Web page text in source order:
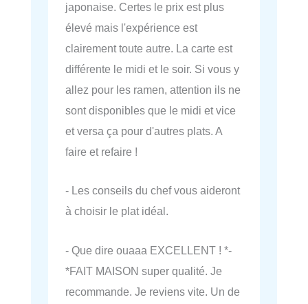
japonaise. Certes le prix est plus
élevé mais l'expérience est
clairement toute autre. La carte est
différente le midi et le soir. Si vous y
allez pour les ramen, attention ils ne
sont disponibles que le midi et vice
et versa ça pour d'autres plats. A
faire et refaire !
- Les conseils du chef vous aideront
à choisir le plat idéal.
- Que dire ouaaa EXCELLENT ! *-
*FAIT MAISON super qualité. Je
recommande. Je reviens vite. Un de